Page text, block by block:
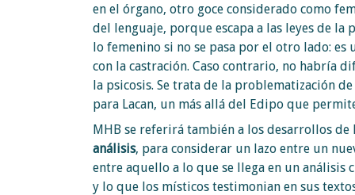
en el órgano, otro goce considerado como
del lenguaje, porque escapa a las leyes de la
lo femenino si no se pasa por el otro lado:
con la castración. Caso contrario, no habría
la psicosis. Se trata de la problematización de
para Lacan, un más allá del Edipo que
MHB se referirá también a los desarrollos de
análisis, para considerar un lazo entre un
entre aquello a lo que se llega en un análisis
y lo que los místicos testimonian en sus